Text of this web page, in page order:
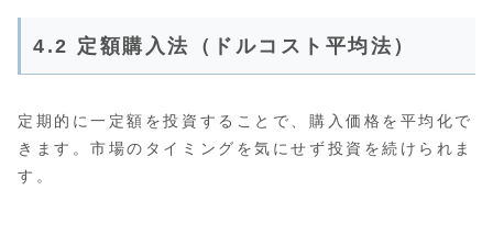
4.2 定額購入法（ドルコスト平均法）
定期的に一定額を投資することで、購入価格を平均化で
きます。市場のタイミングを気にせず投資を続けられま
す。